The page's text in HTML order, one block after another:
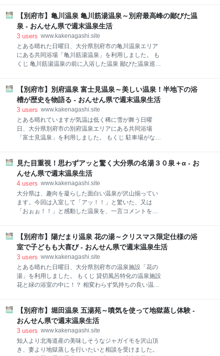
な旨を確認の上、現地へ向かいました。宿泊施設など
では、コロナ禍で立ち寄り湯を休止している場合など
もあります。事前に連絡を行った方が間違いはないで
しょう。日帰り温泉
ーリンク 旧道から建物へ 晴れていると言いましても大
寒波が訪れており、気温は低く偶に雪が舞う一日でし
た。当日は湯友氏と一緒に湯巡りを行っており、4湯
目（私は5湯目）の温泉と昼食を兼ねて「亀川マリー
ナテラス」へ向かいました。 こちらの施設は、2021
年6月にグランドオープンした施設で、１階が温泉、
となっており、アクセントとして木が沢山使われてい
ます。外観も国道１０号線から分かりやすく、思わず
目を引いてしまいます。しかし、国道１０号線から
は、亀川マ
【別府市】亀川温泉 亀川筋湯温泉～別府最高峰の鄙びた温
泉 - おんせん県で週末温泉生活
3 users www.kakenagashi.site
とある晴れた日曜日、大分県別府市の亀川温泉エリア
にある共同浴場「亀川筋湯温泉」を利用しました。 も
くじ 亀川筋湯温泉の前に入浴した温泉 鄙びた温泉巡り
亀川筋湯温泉の前に入浴した温泉
www.kakenagashi.site www.kakenagashi.site
www.kakenagashi.site 鄙びた温泉巡り継続中 今回は
湯友氏と一緒に温泉を巡っており、3湯目（私は当日4
湯目）に選んだ温泉が「亀川筋湯温泉」でした。亀川
温泉筋湯は、主要道路に面していますが、駐車場もな
車を止めて、現地に歩いて向かいました。 筋湯とは 筋
に効く温泉「筋湯」と名付けることがある様です。大
分県九重町には、
【別府市】別府温泉 富士見温泉～美しい温泉！半地下の浴
槽が歴史を物語る - おんせん県で週末温泉生活
3 users www.kakenagashi.site
とある晴れていますが気温は低く稀に雪が舞う日曜
日、大分県別府市の別府温泉エリアにある共同浴場
「富士見温泉」を利用しました。 もくじ 駐車場がない
温泉は歩いて巡る 松原温泉に入浴後、湯友氏と合流し
て次の温泉を目指しました。今回私が考えた湯巡りの
コンセプトは、湯友氏が未湯であり、鄙びた感じのあ
る温泉施設です。その一つとして選択した温泉が「富
士見温泉」でした。 www.kakenagashi.site 富士見温
泉は駐車場がありません。いや、どうやら2台ある様
て現地へ向かいます。これが別府の湯巡りです。自動
車である程度は巡れますが、別府八湯温泉道を達成す
る為には、結局最後は自分の足で巡るしかありま
見た目重視！思わずアッと驚く大分県の名湯３０泉＋α - お
んせん県で週末温泉生活
4 users www.kakenagashi.site
大分県は、趣向を凝らした面白い温泉が沢山揃ってい
ます。今回は入室して「アッ！！」と驚いた、又は
「おぉぉ！！」と感動した温泉を、一言コメントを添
くじ 景色で驚く〜市街地・海編 (１) 浴槽から海へ！
インフィニティ露天風呂 (２) 空が近い開放的な露天
風呂と白濁硫黄泉 (３) ３つの青！海と空と温泉
と！？ (４) 湯けむりと共に別府市街地を一望 (５)
感嘆の溜め息！その立地・その名称に間違いなし！
(６) 下は地獄！ではここは天国か！？ (７) 目の前
近すぎ！！ (10) 由布岳を望む好立地！やはりここは
外せない！ (11) 緑豊かな自然の中で不自然なほど黄
色い温泉！？ (12) まさに癒し
【別府市】陽だまり温泉 花の湯～クリスマス限定仕様の浴
室で子どもも大喜び - おんせん県で週末温泉生活
3 users www.kakenagashi.site
とある晴れた日曜日、大分県別府市の温泉施設「花の
湯」を利用しました。 もくじ 貸切風呂特化の温泉施設
花と緑の浴室の中に！？ 相変わらず気持ちの良い温泉
中にある貸切風呂に特化した温泉施設です。私たちが
頻繁に利用している施設でもあり、ポイントカードも
つくっています。もう回数券を買っても良いかなと思
う程です。 今回施設に到着した時間は、17時30分。
夕方の貸切風呂は、待ち時間が発生するものです。ど
【別府市】堀田温泉 五湯苑～噴気を使って地獄蒸し体験 -
おんせん県で週末温泉生活
3 users www.kakenagashi.site
知人より北海道産の美味しそうなジャガイモを沢山頂
き、妻より地獄蒸しを行いたいと相談を受けました。